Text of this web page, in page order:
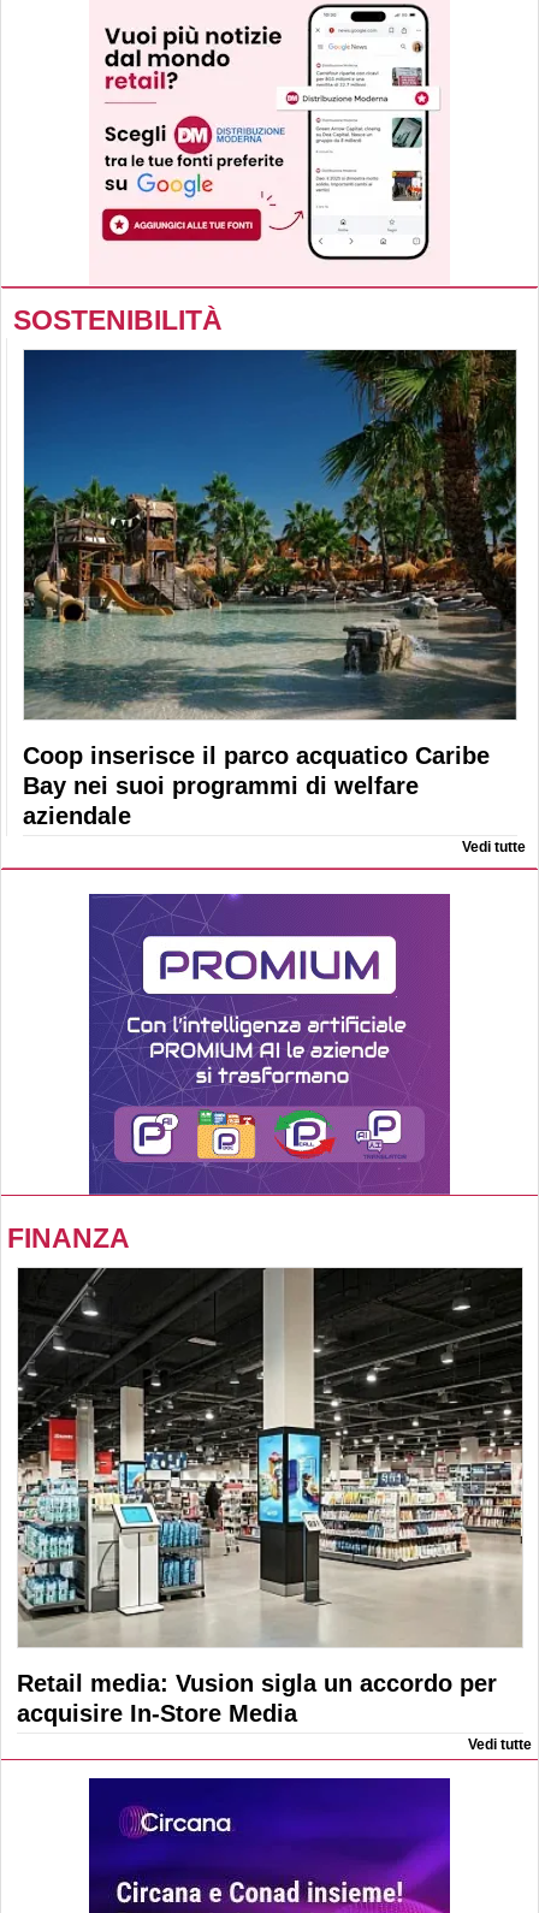
SOSTENIBILITÀ
Coop inserisce il parco acquatico Caribe
Bay nei suoi programmi di welfare
aziendale
Vedi tutte
FINANZA
Retail media: Vusion sigla un accordo per
acquisire In-Store Media
Vedi tutte